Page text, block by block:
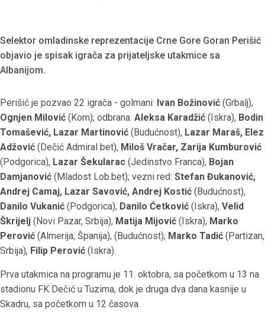
Selektor omladinske reprezentacije Crne Gore Goran Perišić
objavio je spisak igrača za prijateljske utakmice sa
Albanijom.
Perišić je pozvao 22 igrača - golmani: Ivan Božinović (Grbalj),
Ognjen Milović (Kom); odbrana: Aleksa Karadžić (Iskra), Bodin
Tomašević, Lazar Martinović (Budućnost), Lazar Maraš, Elez
Adžović (Dečić Admiral bet), Miloš Vračar, Zarija Kumburović
(Podgorica), Lazar Šekularac (Jedinstvo Franca), Bojan
Damjanović (Mladost Lob.bet); vezni red: Stefan Đukanović,
Andrej Camaj, Lazar Savović, Andrej Kostić (Budućnost),
Danilo Vukanić (Podgorica), Danilo Ćetković (Iskra), Velid
Škrijelj (Novi Pazar, Srbija), Matija Mijović (Iskra), Marko
Perović (Almerija, Španija), (Budućnost); Marko Tadić (Partizan,
Srbija), Filip Perović (Iskra).
Prva utakmica na programu je 11. oktobra, sa početkom u 13 na
stadionu FK Dečić u Tuzima, dok je druga dva dana kasnije u
Skadru, sa početkom u 12 časova.